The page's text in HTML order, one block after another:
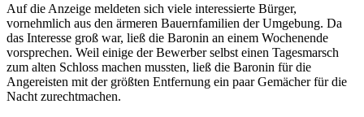
Auf die Anzeige meldeten sich viele interessierte Bürger,
vornehmlich aus den ärmeren Bauernfamilien der Umgebung. Da
das Interesse groß war, ließ die Baronin an einem Wochenende
vorsprechen. Weil einige der Bewerber selbst einen Tagesmarsch
zum alten Schloss machen mussten, ließ die Baronin für die
Angereisten mit der größten Entfernung ein paar Gemächer für die
Nacht zurechtmachen.